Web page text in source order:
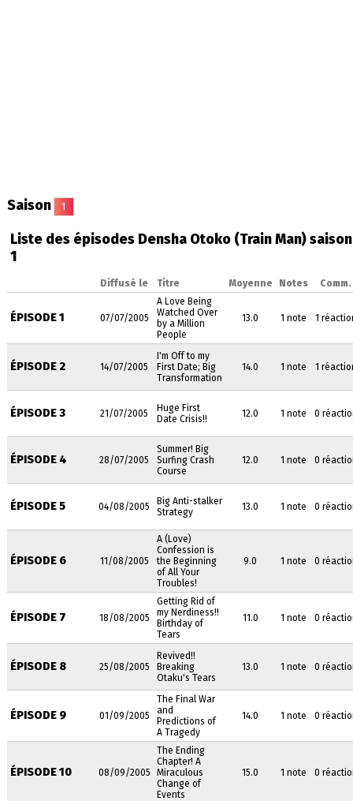
Saison 1
Liste des épisodes Densha Otoko (Train Man) saison
1
Diffusé le Titre Moyenne Notes Comm.
ÉPISODE 1 07/07/2005
A Love Being
Watched Over
by a Million
People
13.0 1 note 1
ÉPISODE 2 14/07/2005
I'm Off to my
First Date; Big
Transformation
14.0 1 note 1
ÉPISODE 3 21/07/2005
Huge First
Date Crisis!!
12.0 1 note 0
ÉPISODE 4 28/07/2005
Summer! Big
Surfing Crash
Course
12.0 1 note 0
ÉPISODE 5 04/08/2005
Big Anti-stalker
Strategy
13.0 1 note 0
ÉPISODE 6 11/08/2005
A (Love)
Confession is
the Beginning
of All Your
Troubles!
9.0 1 note 0
ÉPISODE 7 18/08/2005
Getting Rid of
my Nerdiness!!
Birthday of
Tears
11.0 1 note 0
ÉPISODE 8 25/08/2005
Revived!!
Breaking
Otaku's Tears
13.0 1 note 0
ÉPISODE 9 01/09/2005
The Final War
and
Predictions of
A Tragedy
14.0 1 note 0
ÉPISODE 10 08/09/2005
The Ending
Chapter! A
Miraculous
Change of
Events
15.0 1 note 0